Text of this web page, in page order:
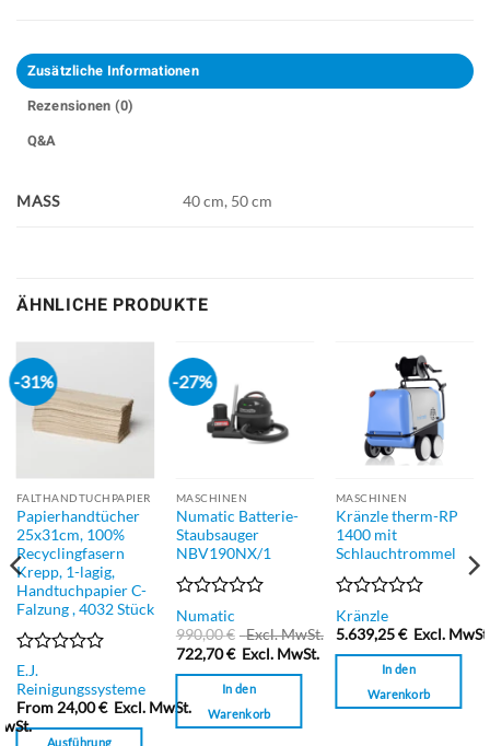
Zusätzliche Informationen
Rezensionen (0)
Q&A
MASS 40 cm, 50 cm
ÄHNLICHE PRODUKTE
-31%
FALTHANDTUCHPAPIER
Papierhandtücher
25x31cm, 100%
Recyclingfasern
Krepp, 1-lagig,
Handtuchpapier C-
Falzung , 4032 Stück
Bewertet
mit
0
von
5
E.J.
Reinigungssysteme
From24,00€ Excl. MwSt.
Ausführung
-27%
MASCHINEN
Numatic Batterie-
Staubsauger
NBV190NX/1
Bewertet
mit
0
von
5
Numatic
990,00€
Excl. MwSt.
722,70€ Excl. MwSt.
In den
Warenkorb
MASCHINEN
Kränzle therm-RP
1400 mit
Schlauchtrommel
Bewertet
mit
0
Kränzle
5.639,25€ Excl. MwSt.
In den
Warenkorb